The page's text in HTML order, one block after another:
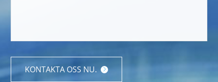
KONTAKTA OSS NU. 